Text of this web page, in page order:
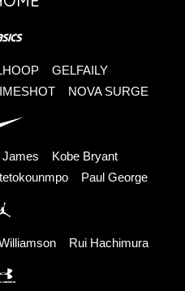
GELFAILY
NOVA SURGE
James
Kobe Bryant
Paul George
Rui Hachimura